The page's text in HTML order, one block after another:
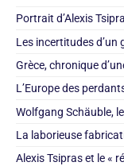
Portrait d’Alexis
Les incertitudes d’un
Grèce, chronique
L’Europe des
Wolfgang Schäuble,
La laborieuse
Alexis Tsipras et le «